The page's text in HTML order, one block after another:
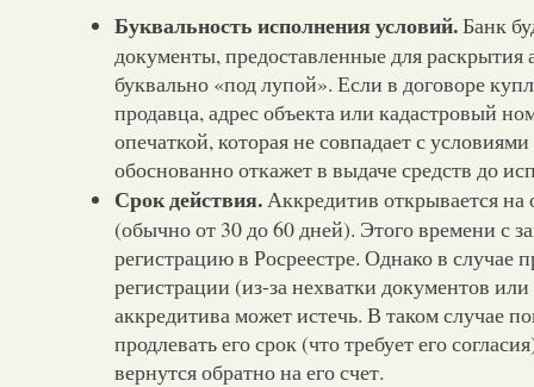
Буквальность исполнения условий.Банк
документы, предоставленные для раскрытия
буквально «под лупой». Если в договоре
продавца, адрес объекта или кадастровый
опечаткой, которая не совпадает с
обоснованно откажет в выдаче средств до
Срок действия. Аккредитив открывается
(обычно от 30 до 60 дней). Этого времени с
регистрацию в Росреестре. Однако в случае
регистрации (из-за нехватки документов
аккредитива может истечь. В таком случае
продлевать его срок (что требует его
вернутся обратно на его счет.